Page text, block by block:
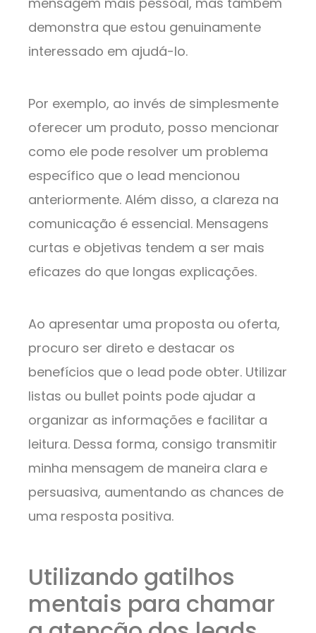
demonstra que estou genuinamente
interessado em ajudá-lo.
Por exemplo, ao invés de simplesmente
oferecer um produto, posso mencionar
como ele pode resolver um problema
específico que o lead mencionou
anteriormente. Além disso, a clareza na
comunicação é essencial. Mensagens
curtas e objetivas tendem a ser mais
eficazes do que longas explicações.
Ao apresentar uma proposta ou oferta,
procuro ser direto e destacar os
benefícios que o lead pode obter. Utilizar
listas ou bullet points pode ajudar a
organizar as informações e facilitar a
leitura. Dessa forma, consigo transmitir
minha mensagem de maneira clara e
persuasiva, aumentando as chances de
uma resposta positiva.
Utilizando gatilhos
mentais para chamar